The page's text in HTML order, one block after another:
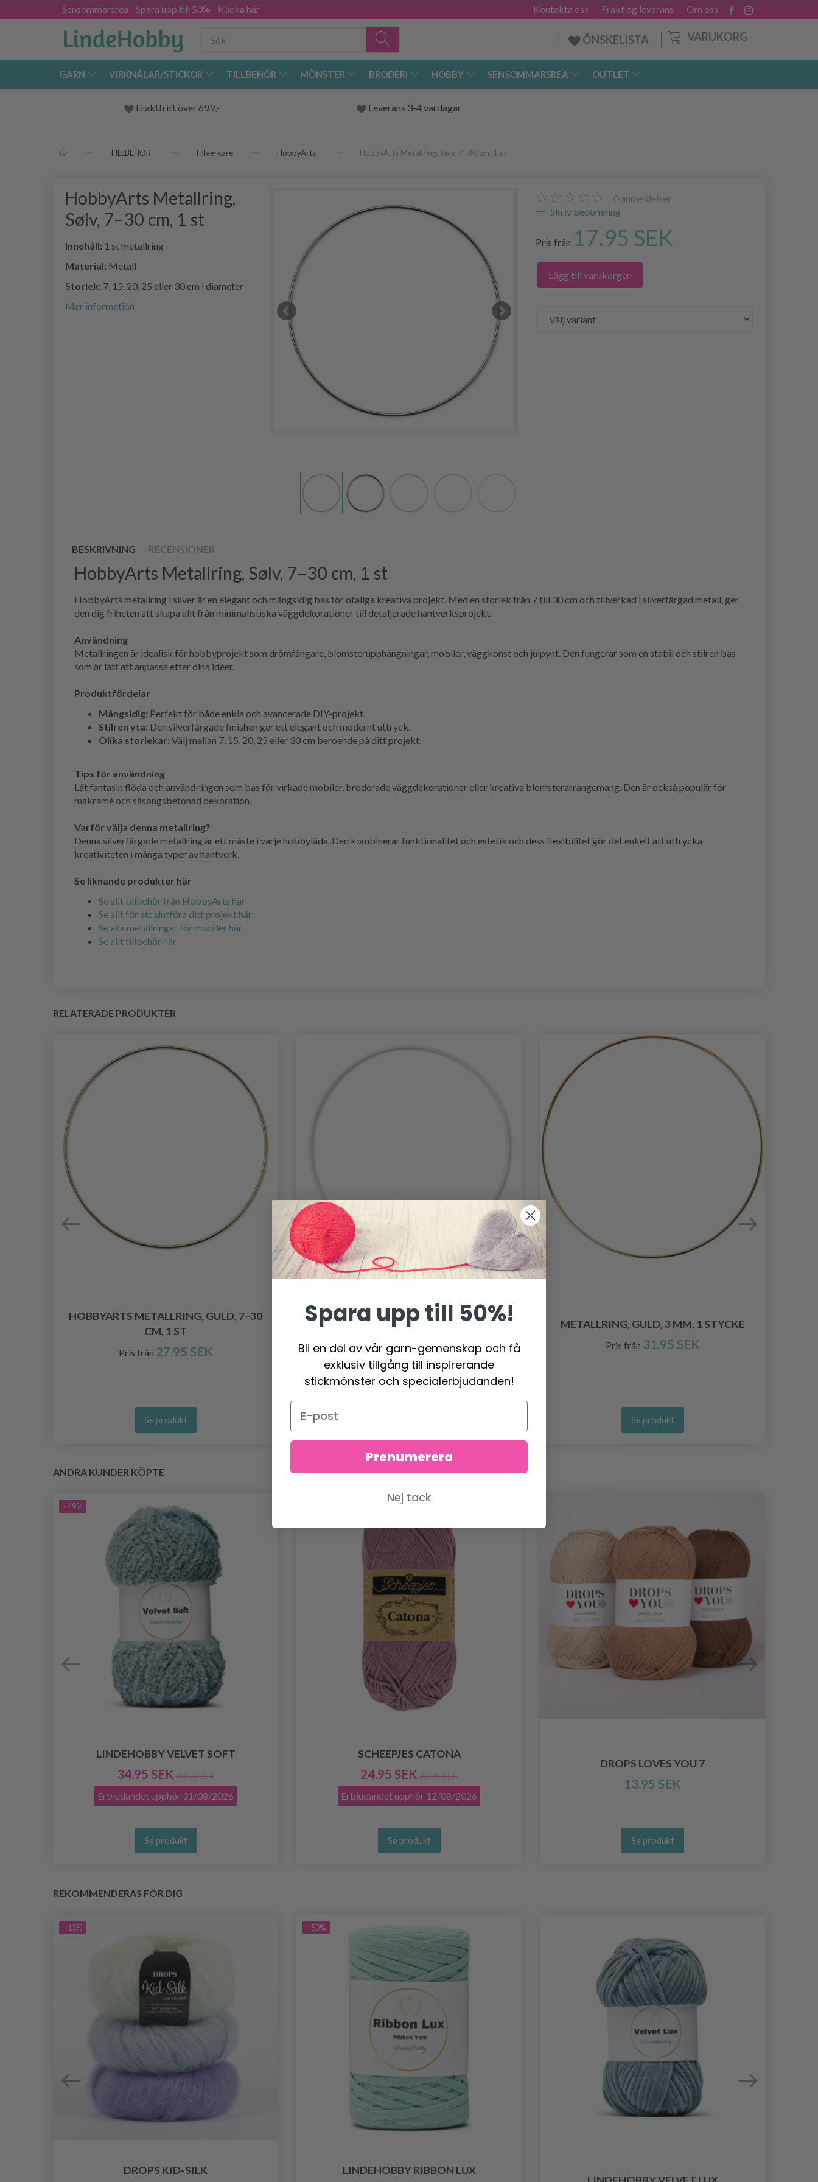
Sensommarsrea - Spara upp till 50% - Klicka här Om oss
Frakt og leverans
Kontakta oss
VARUKORG
ÖNSKELISTA
GARN VIRKNÅLAR/STICKOR TILLBEHÖR MÖNSTER BRODERI HOBBY SENSOMMARSREA OUTLET
Fraktfritt över 699,- Leverans 3-4 vardagar
TILLBEHÖR Tillverkare HobbyArts HobbyArts Metallring, Sølv, 7–30 cm, 1 st
HobbyArts Metallring,
Sølv, 7–30 cm, 1 st
Innehåll: 1 st metallring
Material: Metall
Storlek: 7, 15, 20, 25 eller 30 cm i diameter
Mer information
0 anmeldelser
Skriv bedömning
Pris från 17.95 SEK
Lägg till varukorgen
BESKRIVNING RECENSIONER
HobbyArts Metallring, Sølv, 7–30 cm, 1 st
HobbyArts metallring i silver är en elegant och mångsidig bas för otaliga kreativa projekt. Med en storlek från 7 till 30 cm och tillverkad i silverfärgad metall, ger
den dig friheten att skapa allt från minimalistiska väggdekorationer till detaljerade hantverksprojekt.
Användning
Metallringen är idealisk för hobbyprojekt som drömfångare, blomsterupphängningar, mobiler, väggkonst och julpynt. Den fungerar som en stabil och stilren bas
som är lätt att anpassa efter dina idéer.
Produktfördelar
Mångsidig: Perfekt för både enkla och avancerade DIY-projekt.
Stilren yta: Den silverfärgade finishen ger ett elegant och modernt uttryck.
Olika storlekar: Välj mellan 7, 15, 20, 25 eller 30 cm beroende på ditt projekt.
Tips för användning
Låt fantasin flöda och använd ringen som bas för virkade mobiler, broderade väggdekorationer eller kreativa blomsterarrangemang. Den är också populär för
makramé och säsongsbetonad dekoration.
Varför välja denna metallring?
Denna silverfärgade metallring är ett måste i varje hobbylåda. Den kombinerar funktionalitet och estetik och dess flexibilitet gör det enkelt att uttrycka
kreativiteten i många typer av hantverk.
Se liknande produkter här
Se allt tillbehör från HobbyArts här
Se allt för att slutföra ditt projekt här
Se alla metallringar för mobiler här
Se allt tillbehör här
RELATERADE PRODUKTER
HOBBYARTS METALLRING, GULD, 7–30
CM, 1 ST
Pris från 27.95 SEK
Se produkt
HOBBYARTS METALLRING FÖR MOBIL
OCH DRÖMFÅNGARE, VIT, 1 ST
Pris från27.95 SEK
METALLRING, GULD, 3 MM, 1 STYCKE
Pris från 31.95 SEK
Se produkt
ANDRA KUNDER KÖPTE
- 49%
LINDEHOBBY VELVET SOFT
34.95 SEK 68.95 SEK
Erbjudandet upphör 31/08/2026
Se produkt
SCHEEPJES CATONA
24.95 SEK 30.95 SEK
Erbjudandet upphör 12/08/2026
Se produkt
DROPS LOVES YOU 7
13.95 SEK
Se produkt
REKOMMENDERAS FÖR DIG
- 13%
DROPS KID-SILK
- 50%
LINDEHOBBY RIBBON LUX
Spara upp till 50%!
Bli en del av vår garn-gemenskap och få
exklusiv tillgång till inspirerande
stickmönster och specialerbjudanden!
Prenumerera
Nej tack